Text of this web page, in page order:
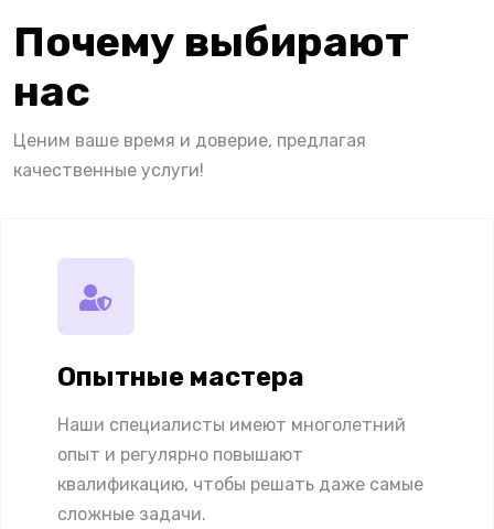
Почему выбирают
нас
Ценим ваше время и доверие, предлагая
качественные услуги!
Опытные мастера
Наши специалисты имеют многолетний
опыт и регулярно повышают
квалификацию, чтобы решать даже самые
сложные задачи.